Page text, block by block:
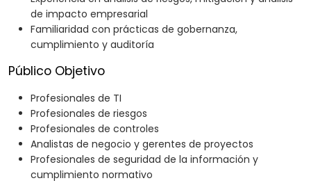
de impacto empresarial
Familiaridad con prácticas de gobernanza,
cumplimiento y auditoría
Público Objetivo
Profesionales de TI
Profesionales de riesgos
Profesionales de controles
Analistas de negocio y gerentes de proyectos
Profesionales de seguridad de la información y
cumplimiento normativo